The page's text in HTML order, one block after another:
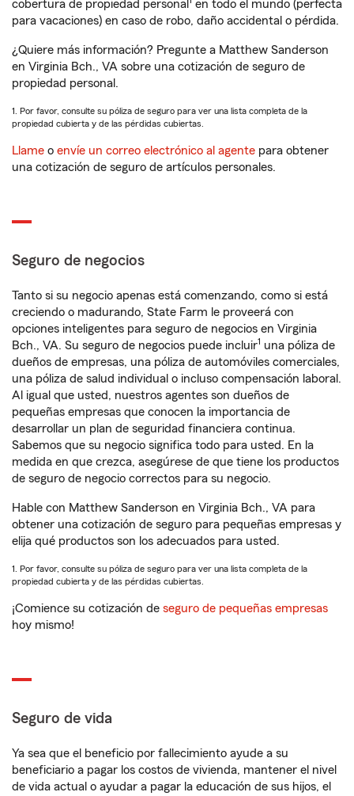
cobertura de propiedad personal
en todo el mundo (perfecta
para vacaciones) en caso de robo, daño accidental o pérdida.
¿Quiere más información? Pregunte a Matthew Sanderson
en Virginia Bch., VA sobre una cotización de seguro de
propiedad personal.
1. Por favor, consulte su póliza de seguro para ver una lista completa de la
propiedad cubierta y de las pérdidas cubiertas.
Llame o envíe un correo electrónico al agente para obtener
una cotización de seguro de artículos personales.
Seguro de negocios
Tanto si su negocio apenas está comenzando, como si está
creciendo o madurando, State Farm le proveerá con
opciones inteligentes para seguro de negocios en Virginia
Bch., VA. Su seguro de negocios puede incluir1 una póliza de
dueños de empresas, una póliza de automóviles comerciales,
una póliza de salud individual o incluso compensación laboral.
Al igual que usted, nuestros agentes son dueños de
pequeñas empresas que conocen la importancia de
desarrollar un plan de seguridad financiera continua.
Sabemos que su negocio significa todo para usted. En la
medida en que crezca, asegúrese de que tiene los productos
de seguro de negocio correctos para su negocio.
Hable con Matthew Sanderson en Virginia Bch., VA para
obtener una cotización de seguro para pequeñas empresas y
elija qué productos son los adecuados para usted.
1. Por favor, consulte su póliza de seguro para ver una lista completa de la
propiedad cubierta y de las pérdidas cubiertas.
¡Comience su cotización de seguro de pequeñas empresas
hoy mismo!
Seguro de vida
Ya sea que el beneficio por fallecimiento ayude a su
beneficiario a pagar los costos de vivienda, mantener el nivel
de vida actual o ayudar a pagar la educación de sus hijos, el